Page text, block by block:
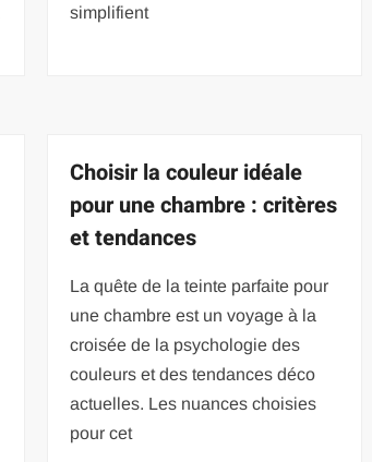
simplifient
Choisir la couleur idéale
pour une chambre : critères
et tendances
La quête de la teinte parfaite pour
une chambre est un voyage à la
croisée de la psychologie des
couleurs et des tendances déco
actuelles. Les nuances choisies
pour cet